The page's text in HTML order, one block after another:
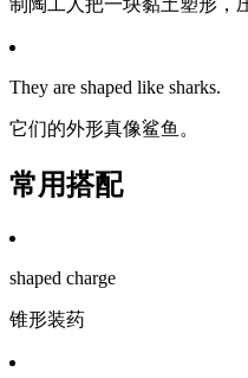
制陶工人把一块黏土塑形，
They are shaped like sharks.
它们的外形真像鲨鱼。
常用搭配
shaped charge
锥形装药